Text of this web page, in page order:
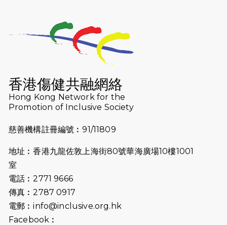
香港傷健共融網絡
Hong Kong Network for the
Promotion of Inclusive Society
慈善機構註冊編號︰91/11809
地址︰香港九龍佐敦上海街80號華海廣場10樓1001
室
電話︰2771 9666
傳真︰2787 0917
電郵︰info@inclusive.org.hk
Facebook︰